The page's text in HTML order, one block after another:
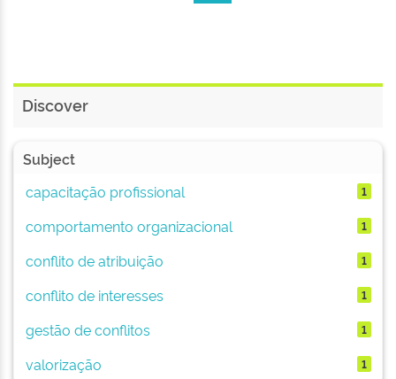
Discover
Subject
capacitação profissional
1
comportamento organizacional 1
conflito de atribuição 1
conflito de interesses 1
gestão de conflitos 1
valorização 1